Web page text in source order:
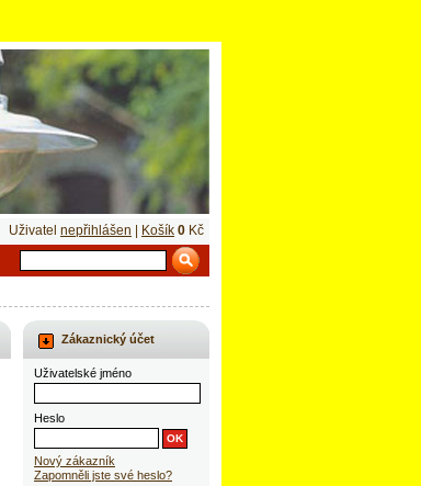
Zákaznický účet
Uživatelské jméno
Heslo
Nový zákazník
Zapomněli jste své heslo?
Uživatel nepřihlášen Košík 0 Kč